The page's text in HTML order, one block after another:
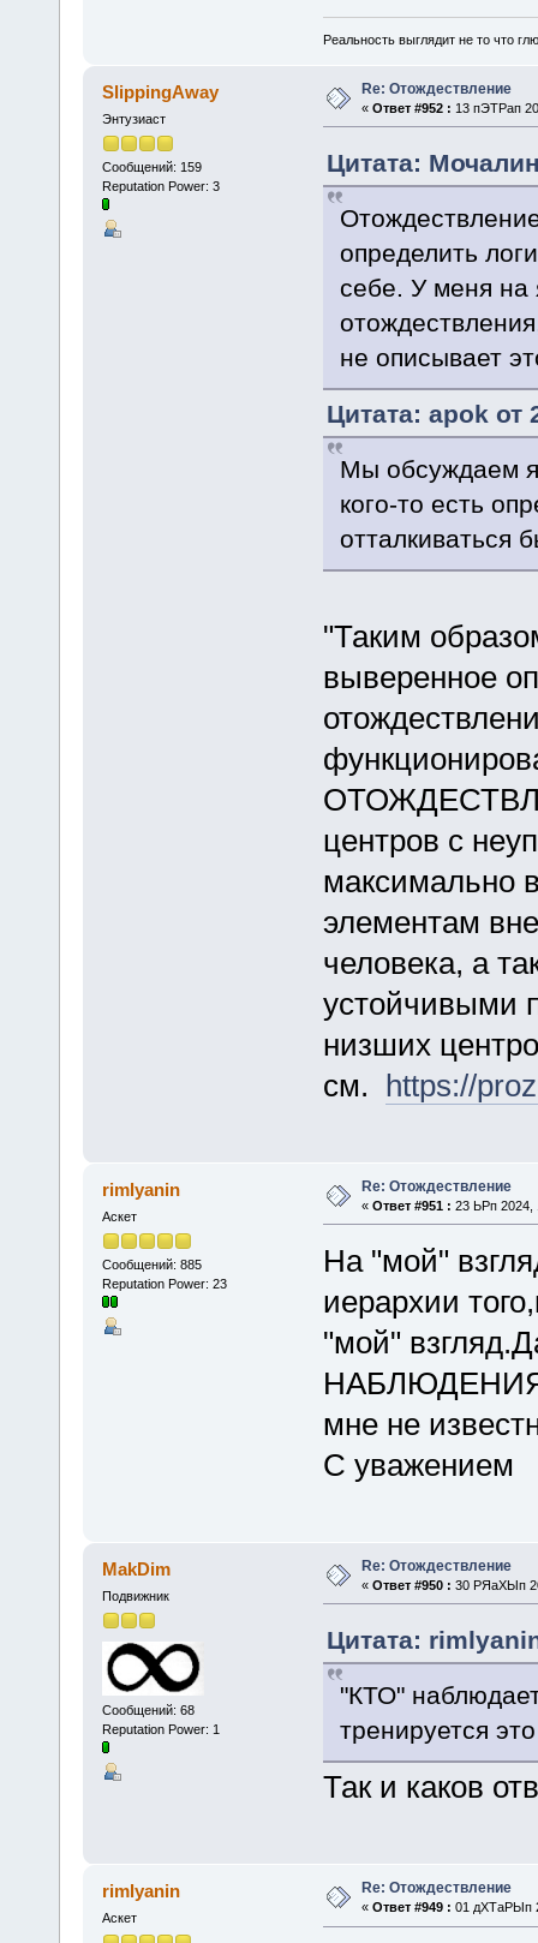
Реальность выглядит не то что
SlippingAway
Энтузиаст
Сообщений: 159
Reputation Power: 3
Re: Отождествление
« Ответ #952 : 13 пЭТРап
Цитата:
определить
себе. У меня на
не описывает
Цитата: apok от
Мы обсуждаем
кого-то есть
отталкиваться
"Таким
выверенное
центров с
максимально
элементам
человека, а
устойчивыми
низших
см. https://
rimlyanin
Аскет
Сообщений: 885
Reputation Power: 23
Re: Отождествление
« Ответ #951 : 23 ЬРп 2024,
На "мой"
иерархии
"мой"
мне не
С уважением
MakDim
Подвижник
Сообщений: 68
Reputation Power: 1
Re: Отождествление
« Ответ #950 : 30 РЯаХЫп
Цитата:
"КТО"
тренируется
Так и каков
rimlyanin
Аскет
Re: Отождествление
« Ответ #949 : 01 дХТаРЫп